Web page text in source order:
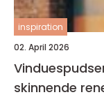
inspiration
02. April 2026
Vinduespudser
skinnende